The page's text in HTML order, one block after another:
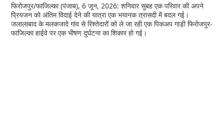
फिरोजपुर/फाजिल्का (पंजाब), 6 जून, 2026: शनिवार सुबह एक परिवार की अपने
प्रियजन को अंतिम विदाई देने की यात्रा एक भयानक त्रासदी में बदल गई।
जलालाबाद के मलकजादे गांव से रिश्तेदारों को ले जा रही एक पिकअप गाड़ी फिरोजपुर-
फाजिल्का हाईवे पर एक भीषण दुर्घटना का शिकार हो गई।